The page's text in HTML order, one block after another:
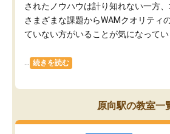
されたノウハウは計り知れない一方
さまざまな課題からWAMクオリティ
ていない方がいることが気になってい
続きを読む
原向駅の教室一